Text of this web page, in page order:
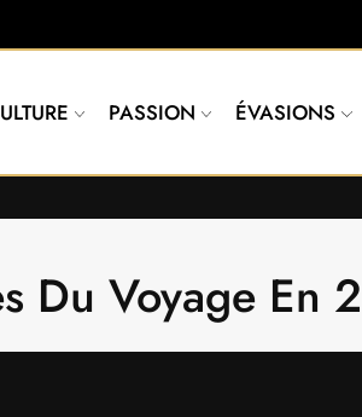
PASSION ÉVASIONS
Du Voyage En